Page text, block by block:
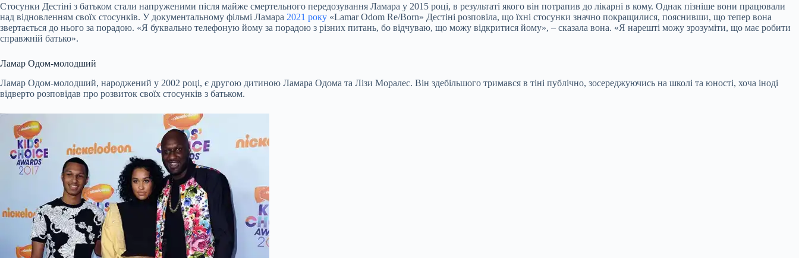
Стосунки Дестіні з батьком стали напруженими після майже смертельного передозування Ламара у 2015 році, в результаті якого він потрапив до лікарні в кому. Однак пізніше вони працювали
над відновленням своїх стосунків. У документальному фільмі Ламара 2021 року «Lamar Odom Re/Born» Дестіні розповіла, що їхні стосунки значно покращилися, пояснивши, що тепер вона
звертається до нього за порадою. «Я буквально телефоную йому за порадою з різних питань, бо відчуваю, що можу відкритися йому», – сказала вона. «Я нарешті можу зрозуміти, що має робити
справжній батько».
Ламар Одом-молодший
Ламар Одом-молодший, народжений у 2002 році, є другою дитиною Ламара Одома та Лізи Моралес. Він здебільшого тримався в тіні публічно, зосереджуючись на школі та юності, хоча іноді
відверто розповідав про розвиток своїх стосунків з батьком.